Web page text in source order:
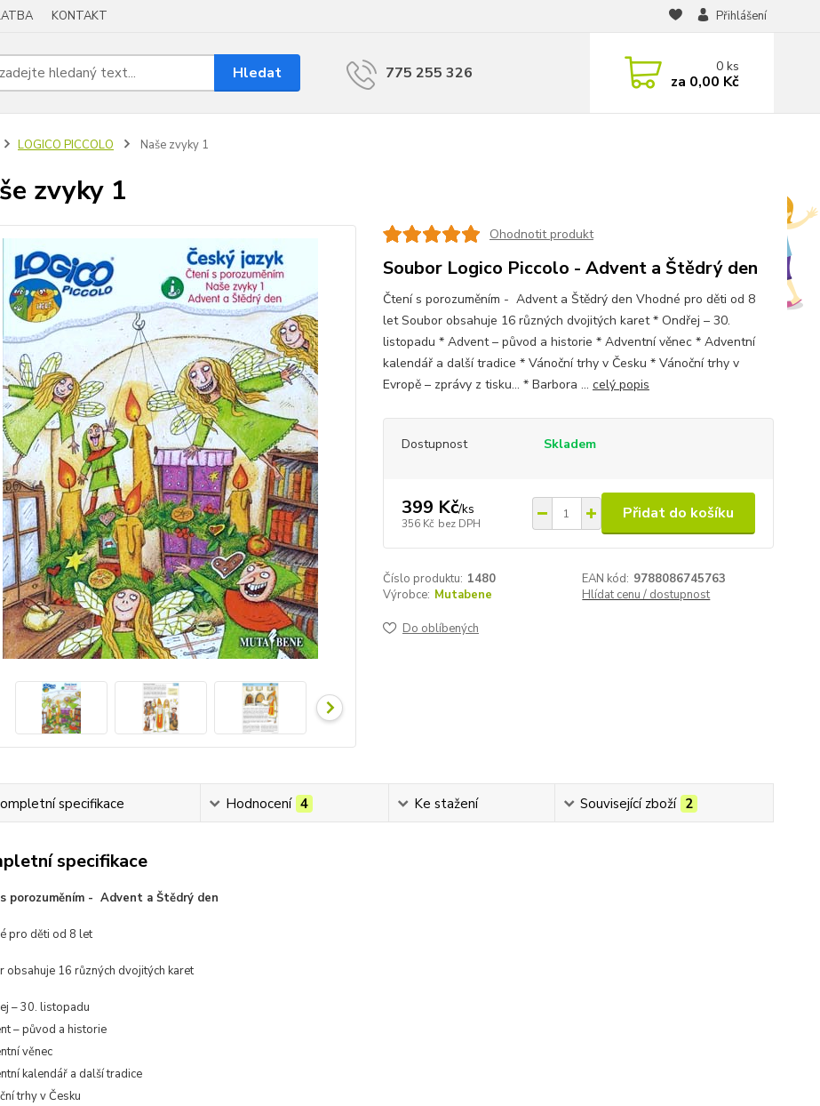
KONTAKT Přihlášení
Hledat 775 255 326 0ks
za 0,00 Kč
LOGICO PICCOLO Naše zvyky 1
zvyky 1
Ohodnotit produkt
Soubor Logico Piccolo - Advent a Štědrý den
Čtení s porozuměním - Advent a Štědrý den Vhodné pro děti od 8
let Soubor obsahuje 16 různých dvojitých karet * Ondřej – 30.
listopadu * Advent – původ a historie * Adventní věnec * Adventní
kalendář a další tradice * Vánoční trhy v Česku * Vánoční trhy v
Evropě – zprávy z tisku... * Barbora ... celý popis
Dostupnost Skladem
399 Kč/ks
356 Kč bez DPH
Přidat do košíku
Číslo produktu: 1480 EAN kód: 9788086745763
Výrobce: Mutabene Hlídat cenu / dostupnost
Do oblíbených
specifikace Hodnocení 4 Ke stažení Související zboží 2
specifikace
porozuměním - Advent a Štědrý den
pro děti od 8 let
obsahuje 16 různých dvojitých karet
– 30. listopadu
– původ a historie
věnec
kalendář a další tradice
trhy v Česku